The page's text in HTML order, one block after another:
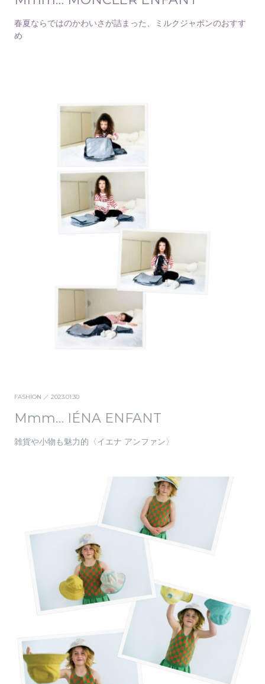
春夏ならではのかわいさが詰まった、ミルクジャポンのおすす
め
FASHION ／ 2023.01.30
Mmm… IÉNA ENFANT
雑貨や小物も魅力的〈イエナ アンファン〉